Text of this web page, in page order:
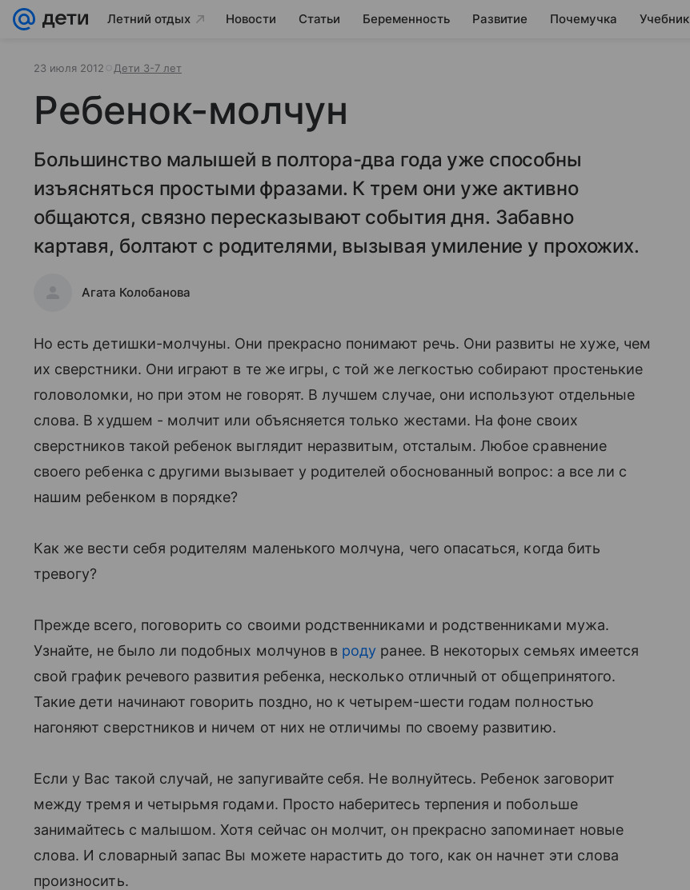
Летний отдых Новости Статьи Беременность Развитие Почемучка Учебник
23 июля 2012 Дети 3-7 лет
Ребенок-молчун
Большинство малышей в полтора-два года уже способны
изъясняться простыми фразами. К трем они уже активно
общаются, связно пересказывают события дня. Забавно
картавя, болтают с родителями, вызывая умиление у прохожих.
Агата Колобанова
Но есть детишки-молчуны. Они прекрасно понимают речь. Они развиты не хуже, чем
их сверстники. Они играют в те же игры, с той же легкостью собирают простенькие
головоломки, но при этом не говорят. В лучшем случае, они используют отдельные
слова. В худшем - молчит или объясняется только жестами. На фоне своих
сверстников такой ребенок выглядит неразвитым, отсталым. Любое сравнение
своего ребенка с другими вызывает у родителей обоснованный вопрос: а все ли с
нашим ребенком в порядке?
Как же вести себя родителям маленького молчуна, чего опасаться, когда бить
тревогу?
Прежде всего, поговорить со своими родственниками и родственниками мужа.
Узнайте, не было ли подобных молчунов в роду ранее. В некоторых семьях имеется
свой график речевого развития ребенка, несколько отличный от общепринятого.
Такие дети начинают говорить поздно, но к четырем-шести годам полностью
нагоняют сверстников и ничем от них не отличимы по своему развитию.
Если у Вас такой случай, не запугивайте себя. Не волнуйтесь. Ребенок заговорит
между тремя и четырьмя годами. Просто наберитесь терпения и побольше
занимайтесь с малышом. Хотя сейчас он молчит, он прекрасно запоминает новые
слова. И словарный запас Вы можете нарастить до того, как он начнет эти слова
произносить.